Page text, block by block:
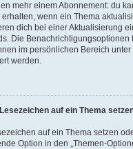
mehr einem Abonnement: du
wenn ein Thema
dich bei einer Aktualisierung
Die Benachrichtigungsoptionen
im persönlichen Bereich unter
werden.
auf ein Thema
auf ein Thema setzen
Option in den „Themen-